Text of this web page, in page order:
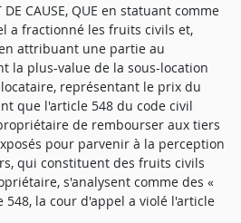
DE CAUSE, QUE en statuant comme
a fractionné les fruits civils et,
attribuant une partie au
la plus-value de la sous-location
représentant le prix du
que l'article 548 du code civil
de rembourser aux tiers
pour parvenir à la perception
qui constituent des fruits civils
s'analysent comme des «
548, la cour d'appel a violé l'article